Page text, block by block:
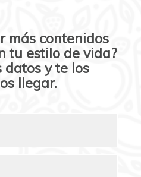
más contenidos
tu estilo de vida?
datos y te los
llegar.